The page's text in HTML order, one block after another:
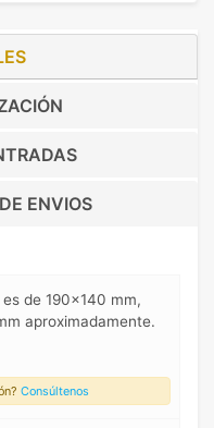
ENVIOS
de 190x140 mm,
aproximadamente.
Consúltenos